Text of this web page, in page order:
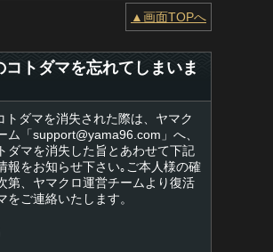
▲画面TOPへ
コトダマを忘れてしまいま
ダマを消失された際は、ヤマク
ム「support@yama96.com 」へ、
ダマを消失した旨とあわせて下記
報をお知らせ下さい｡ご本人様の確
第、ヤマクロ運営チームより復活
をご連絡いたします。